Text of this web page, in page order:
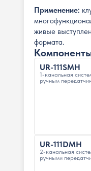
Применение:
живые
формата.
UR-111SMH
1-канальная
ручным
UR-111DMH
2-канальная
ручными